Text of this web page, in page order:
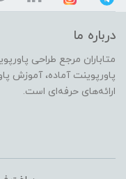
درباره ما
متاباران مرجع طراحی
ارائه‌های حرفه‌ای است.